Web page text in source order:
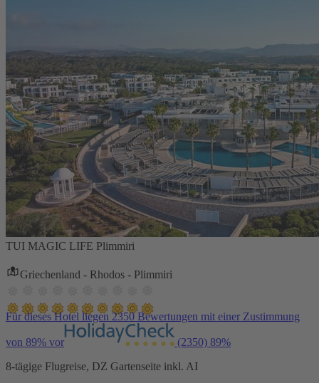
TUI MAGIC LIFE Plimmiri
Griechenland - Rhodos - Plimmiri
Für dieses Hotel liegen 2350 Bewertungen mit einer Zustimmung
von 89% vor (2350) 89%
8-tägige Flugreise, DZ Gartenseite inkl. AI